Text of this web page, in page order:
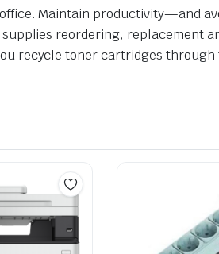
Maintain productivity—and
reordering, replacement
recycle toner cartridges